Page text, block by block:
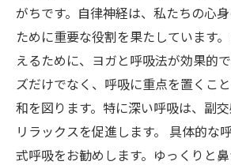
がちです。自律神経は、私たちの心
ために重要な役割を果たしています
えるために、ヨガと呼吸法が効果的
ズだけでなく、呼吸に重点を置くこ
和を図ります。特に深い呼吸は、副交
リラックスを促進します。 具体的な
式呼吸をお勧めします。ゆっくりと